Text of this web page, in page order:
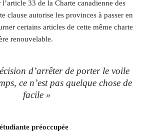
l’article 33 de la Charte canadienne des
clause autorise les provinces à passer en
certains articles de cette même charte
renouvelable.
d’arrêter de porter le voile
ce n’est pas quelque chose de
facile »
préoccupée